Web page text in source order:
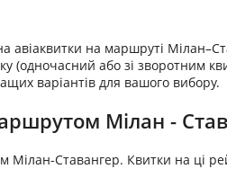
авіаквитки на маршруті
(одночасний або зі зворотним
варіантів для вашого вибору.
Мілан -
Мілан-Ставангер. Квитки на